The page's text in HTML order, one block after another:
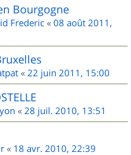
Bourgogne
Frederic « 08 août 2011,
« 22 juin 2011, 15:00
« 28 juil. 2010, 13:51
« 18 avr. 2010, 22:39